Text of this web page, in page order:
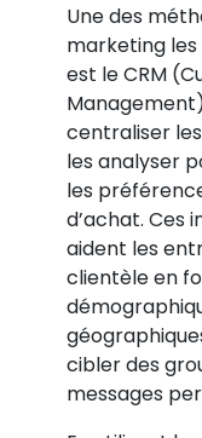
Une des
marketing
est le CRM
centraliser
les analyser
les
d’achat. Ces
aident les
clientèle en
cibler des
messages